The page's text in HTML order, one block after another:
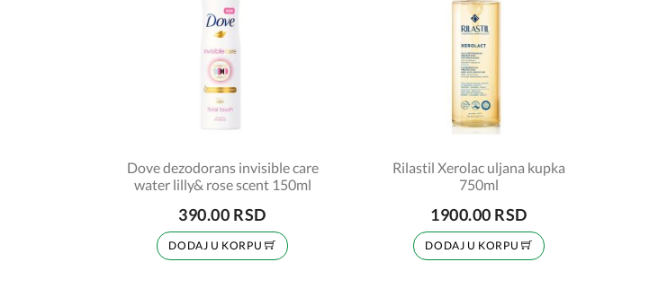
Dove dezodorans invisible care
water lilly& rose scent 150ml
390.00 RSD
DODAJ U KORPU
Rilastil Xerolac uljana kupka
750ml
1900.00 RSD
DODAJ U KORPU